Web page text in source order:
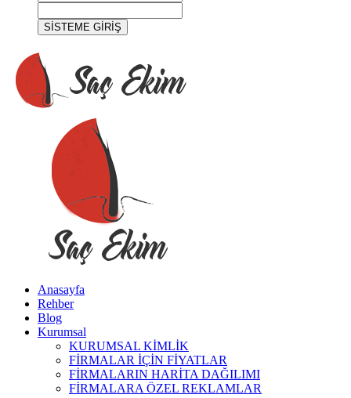
SİSTEME GİRİŞ
Anasayfa
Rehber
Blog
Kurumsal
KURUMSAL KİMLİK
FİRMALAR İÇİN FİYATLAR
FİRMALARIN HARİTA DAĞILIMI
FİRMALARA ÖZEL REKLAMLAR